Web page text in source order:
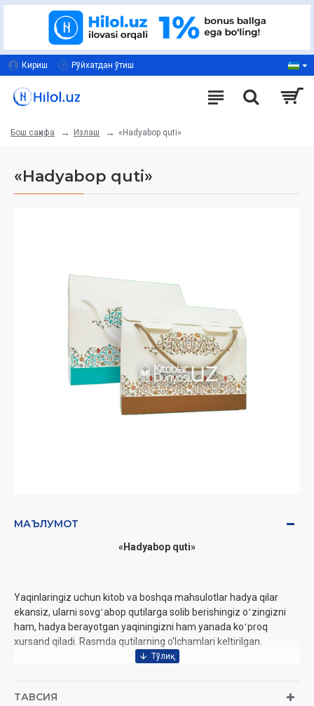
Кириш Рўйхатдан ўтиш
Бош саҳифа Излаш «Hadyabop quti»
«Hadyabop quti»
МАЪЛУМОТ
«Hadyabop quti»
Yaqinlaringiz uchun kitob va boshqa mahsulotlar hadya qilar
ekansiz, ularni sovgʻabop qutilarga solib berishingiz oʻzingizni
ham, hadya berayotgan yaqiningizni ham yanada koʻproq
xursand qiladi. Rasmda qutilarning o'lchamlari keltirilgan.
ТАВСИЯ